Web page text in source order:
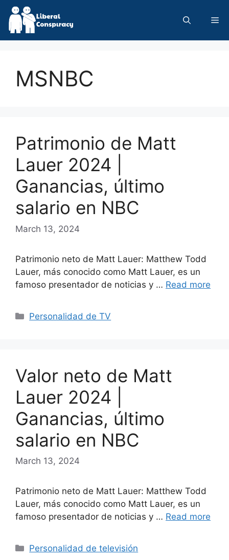
Skip
content
MSNBC
Patrimonio de Matt
Lauer 2024 |
Ganancias, último
salario en NBC
March 13, 2024
Patrimonio neto de Matt Lauer: Matthew Todd
Lauer, más conocido como Matt Lauer, es un
famoso presentador de noticias y … Read more
Categories
Personalidad de TV
Valor neto de Matt
Lauer 2024 |
Ganancias, último
salario en NBC
March 13, 2024
Patrimonio neto de Matt Lauer: Matthew Todd
Lauer, más conocido como Matt Lauer, es un
famoso presentador de noticias y … Read more
Categories
Personalidad de televisión